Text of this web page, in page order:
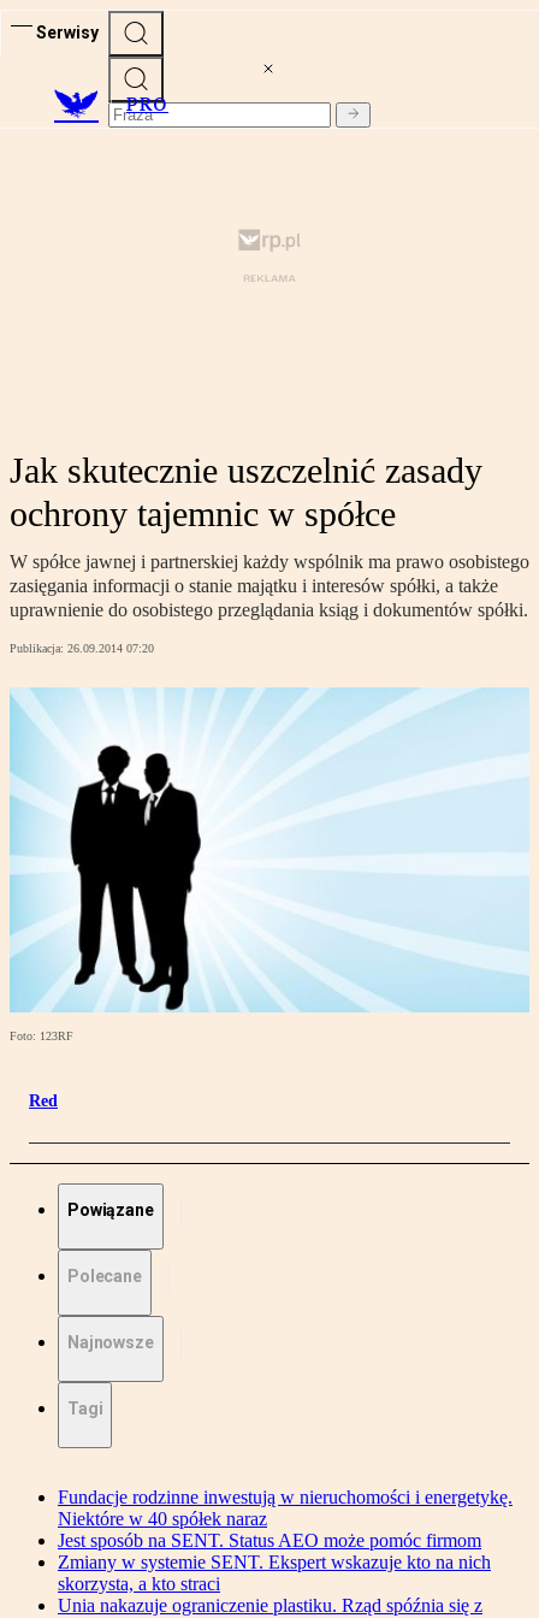
Serwisy
PRO
Jak skutecznie uszczelnić zasady
ochrony tajemnic w spółce
W spółce jawnej i partnerskiej każdy wspólnik ma prawo osobistego
zasięgania informacji o stanie majątku i interesów spółki, a także
uprawnienie do osobistego przeglądania ksiąg i dokumentów spółki.
Publikacja: 26.09.2014 07:20
Foto: 123RF
Red
Powiązane
Polecane
Najnowsze
Tagi
Fundacje rodzinne inwestują w nieruchomości i energetykę.
Niektóre w 40 spółek naraz
Jest sposób na SENT. Status AEO może pomóc firmom
Zmiany w systemie SENT. Ekspert wskazuje kto na nich
skorzysta, a kto straci
Unia nakazuje ograniczenie plastiku. Rząd spóźnia się z